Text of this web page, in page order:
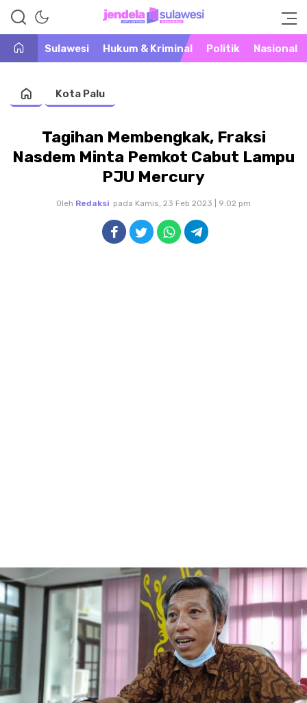
Jendela Sulawesi
Warta Peristiwa di Khatulistiwa
Sulawesi
Hukum & Kriminal Politik Nasional
Kota Palu
Tagihan Membengkak, Fraksi
Nasdem Minta Pemkot Cabut Lampu
PJU Mercury
Oleh Redaksi pada Kamis, 23 Feb 2023 | 9:02 pm